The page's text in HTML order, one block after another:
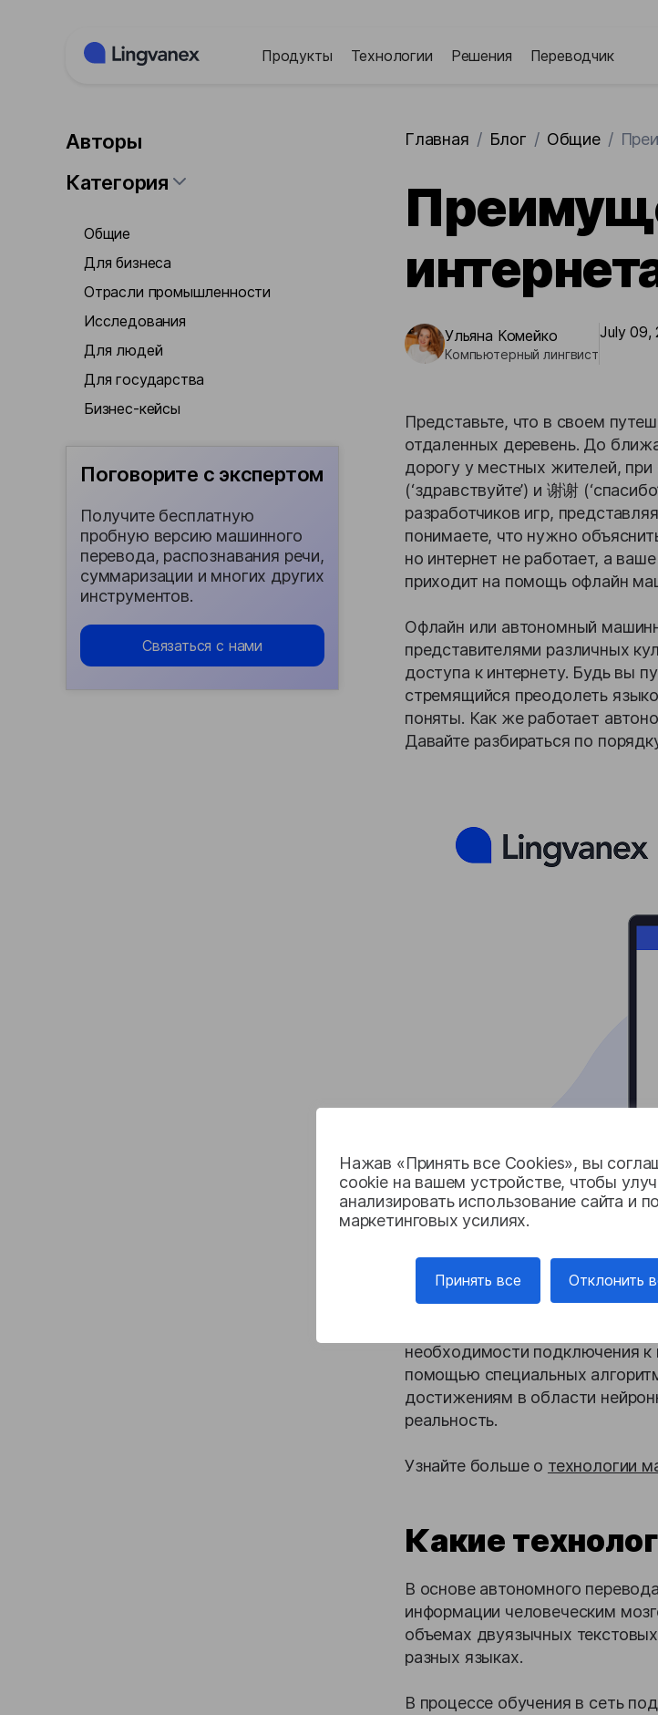
Нажав «Принять все Cookies», вы
cookie на вашем устройстве, чтобы
анализировать использование сайта и
маркетинговых усилиях.
Принять все Отклонить
Продукты Технологии Решения Переводчик
Авторы
Категория
Общие
Для бизнеса
Отрасли промышленности
Исследования
Для людей
Для государства
Бизнес-кейсы
Поговорите с экспертом
Получите бесплатную
пробную версию машинного
перевода, распознавания речи,
суммаризации и многих других
инструментов.
Связаться с нами
Главная / Блог / Общие /
Ульяна Комейко
Компьютерный лингвист
July 09,
Представьте, что в своем
отдаленных деревень. До
дорогу у местных жителей,
(‘здравствуйте’) и 谢谢
разработчиков игр,
понимаете, что нужно
но интернет не работает, а
приходит на помощь офлайн
Офлайн или автономный
представителями различных
доступа к интернету. Будь вы
стремящийся преодолеть
поняты. Как же работает
Давайте разбираться по
Что такое
Офлайн машинный перевод
необходимости подключения к
помощью специальных
достижениям в области
реальность.
Узнайте больше о технологии
Какие
В основе автономного
информации человеческим
объемах двуязычных
разных языках.
В процессе обучения в сеть